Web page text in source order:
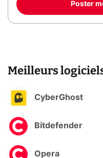
Poster
Meilleurs
CyberGhost
Bitdefender
Opera